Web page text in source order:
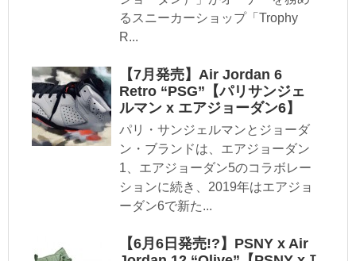
るスニーカーショップ「Trophy
R...
【7月発売】Air Jordan 6
Retro “PSG”【パリサンジェ
ルマン x エアジョーダン6】
パリ・サンジェルマンとジョーダ
ン・ブランドは、エアジョーダン
1、エアジョーダン5のコラボレー
ションに続き、2019年はエアジョ
ーダン6で新た...
【6月6日発売!?】PSNY x Air